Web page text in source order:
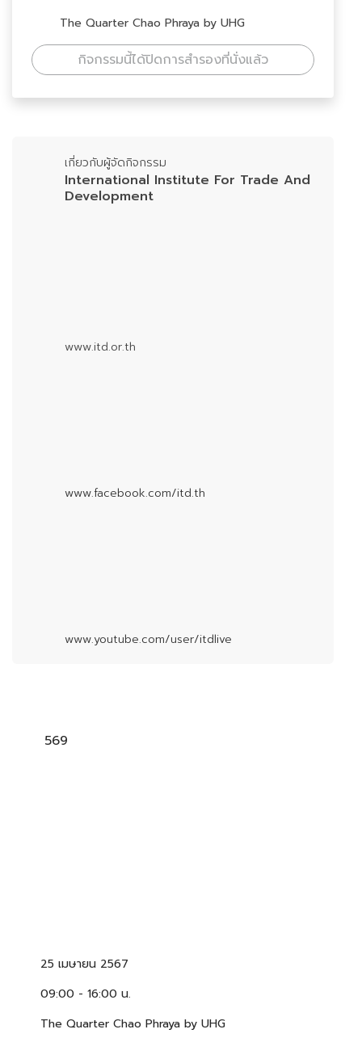
The Quarter Chao Phraya by UHG
กิจกรรมนี้ได้ปิดการสำรองที่นั่งแล้ว
เกี่ยวกับผู้จัดกิจกรรม
International Institute For Trade And
Development
www.itd.or.th
www.facebook.com/itd.th
www.youtube.com/user/itdlive
569
25 เมษายน 2567
09:00 - 16:00 น.
The Quarter Chao Phraya by UHG